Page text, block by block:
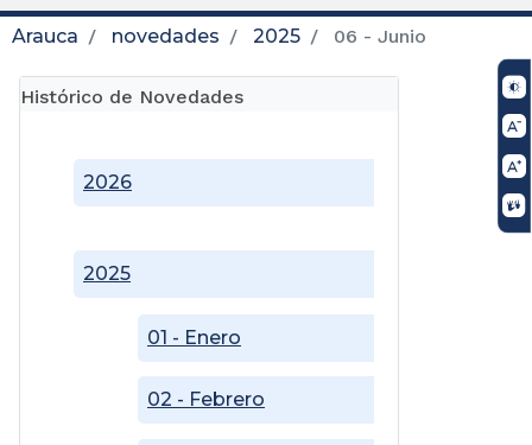
Arauca novedades 2025 06 - Junio
Histórico de Novedades
2025
01 - Enero
02 - Febrero
2026